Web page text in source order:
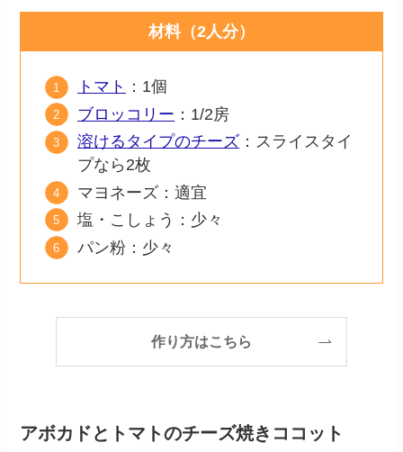
材料（2人分）
トマト ：1個
ブロッコリー ：1/2房
溶けるタイプのチーズ ：スライスタイ
プなら2枚
マヨネーズ：適宜
塩・こしょう：少々
パン粉：少々
作り方はこちら
アボカドとトマトのチーズ焼きココット